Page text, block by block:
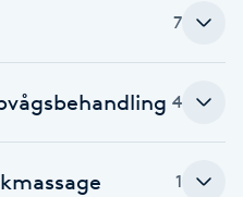
7
4
1